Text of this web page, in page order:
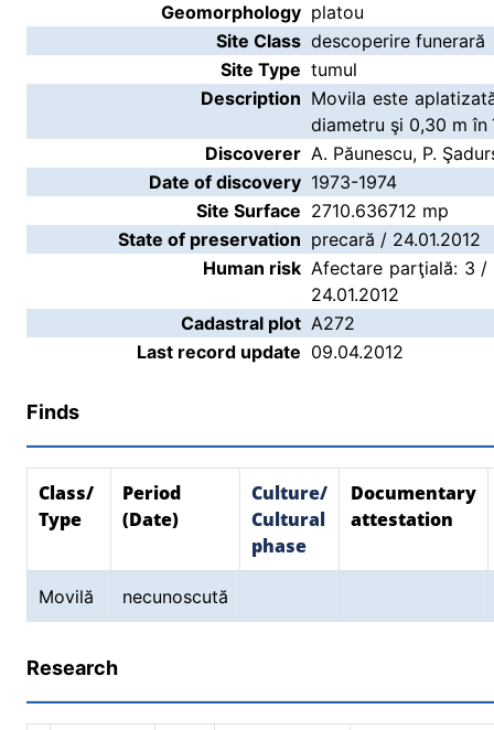
Geomorphology platou
Site Class descoperire funerară
Site Type tumul
Description Movila este
diametru şi 0,30 m în
Discoverer A. Păunescu, P.
Date of discovery 1973-1974
Site Surface 2710.636712 mp
State of preservation precară / 24.01.2012
Human risk Afectare parţială: 3 /
24.01.2012
Cadastral plot A272
Last record update 09.04.2012
Finds
Class/
Type
Period
(Date)
Culture/
Cultural
phase
Documentary
attestation
Movilă necunoscută
Research